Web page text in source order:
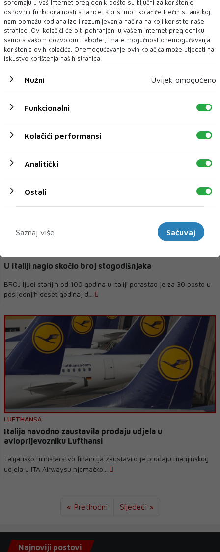
U Italiji naglo skočio broj stogodišnjaka
BROJ ljudi starijih od 100 godina u Italiji porastao je za 30 posto u
posljednjih deset godina, d...
LUFTHANSA
Italija navodno zaustavila prodaju udjela u
avioprijevozniku Lufthansi
Talijansko ministarstvo financija zaustavilo je prodaju manjinskog
udjela u ITA Airwaysu njemačko...
« Prethodni Sljedeći »
spremaju u vaš Internet preglednik pošto su ključni za korištenje
osnovnih funkcionalnosti stranice. Koristimo i kolačiće trećih strana koji
nam pomažu kod analize i razumijevanja načina na koji koristite naše
stranice. Ovi kolačići će biti pohranjeni u vašem Internet pregledniku
samo s vašom dozvolom. Također, imate mogućnost onemogućavanja
korištenja ovih kolačića. Onemogućavanje ovih kolačića može utjecati na
iskustvo korištenja naših stranica.
Nužni Uvijek omogućeno
Funkcionalni
Kolačići performansi
Analitički
Ostali
Saznaj više
Sačuvaj
Najnoviji postovi